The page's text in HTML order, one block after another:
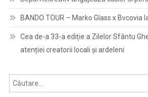
BANDO TOUR – Marko Glass x Bvcovia
Cea de-a 33-a ediție a Zilelor Sfântu
atenției creatorii locali și ardeleni